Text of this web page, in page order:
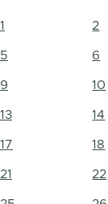
1 2
5 6
9 10
13 14
17 18
21 22